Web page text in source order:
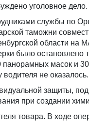
уголовное дело.
службы по
таможни
области на
было остановлено
масок и
не оказалось.
защиты,
при создании
товара. В ходе